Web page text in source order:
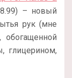
– новый
рук (мне
глицерином,